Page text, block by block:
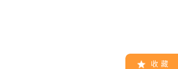
收 藏